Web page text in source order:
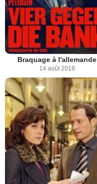
Braquage à l'allemande
14 août 2018